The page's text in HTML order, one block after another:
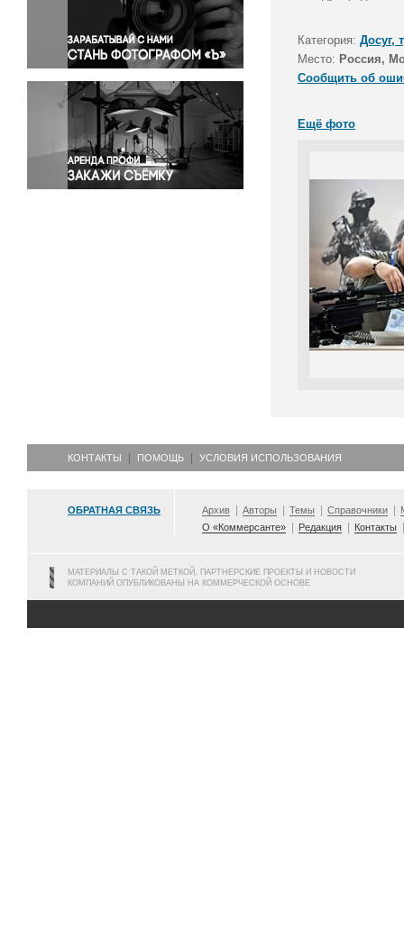
Правосудие
Происшествия и конфликты
Религия
Светская жизнь
Спорт
Экология
Экономика и бизнес
Категория: Досуг,
Место: Россия,
Сообщить об
Ещё фото
КОНТАКТЫ ПОМОЩЬ УСЛОВИЯ ИСПОЛЬЗОВАНИЯ
ОБРАТНАЯ СВЯЗЬ Архив Авторы Темы Справочники
О «Коммерсанте»
Редакция Контакты
МАТЕРИАЛЫ С ТАКОЙ МЕТКОЙ, ПАРТНЕРСКИЕ ПРОЕКТЫ И НОВОСТИ
КОМПАНИЙ ОПУБЛИКОВАНЫ НА КОММЕРЧЕСКОЙ ОСНОВЕ